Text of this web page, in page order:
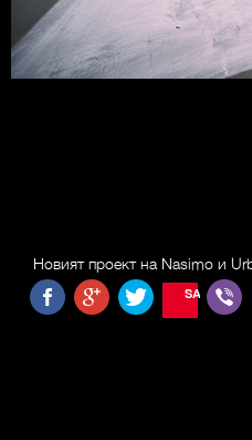
Новият проект на Nasimo и
SAVE